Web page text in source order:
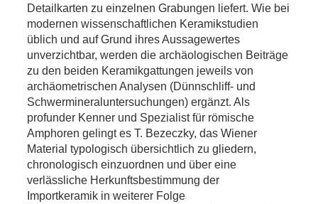
Detailkarten zu einzelnen Grabungen liefert. Wie bei
modernen wissenschaftlichen Keramikstudien
üblich und auf Grund ihres Aussagewertes
unverzichtbar, werden die archäologischen Beiträge
zu den beiden Keramikgattungen jeweils von
archäometrischen Analysen (Dünnschliff- und
Schwermineraluntersuchungen) ergänzt. Als
profunder Kenner und Spezialist für römische
Amphoren gelingt es T. Bezeczky, das Wiener
Material typologisch übersichtlich zu gliedern,
chronologisch einzuordnen und über eine
verlässliche Herkunftsbestimmung der
Importkeramik in weiterer Folge